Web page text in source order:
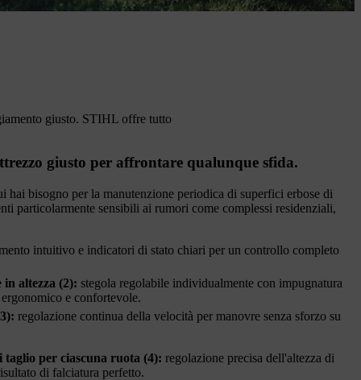
giusto. STIHL offre tutto
giusto per affrontare qualunque sfida.
bisogno per la manutenzione periodica di superfici erbose di
particolarmente sensibili ai rumori come complessi residenziali,
intuitivo e indicatori di stato chiari per un controllo completo
in altezza (2): stegola regolabile individualmente con impugnatura
e confortevole.
regolazione continua della velocità per manovre senza sforzo su
taglio per ciascuna ruota (4): regolazione precisa dell'altezza di
di falciatura perfetto.